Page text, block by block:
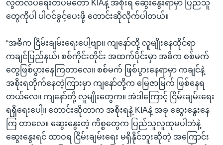
လွတ်လပ်ရေးတပ်မတော် KIAနဲ့ အစိုးရ ဆွေးနွေးရာမှာ ပြည်သူ
တွေကိုပါ ပါဝင်ခွင့်ပေးဖို့ တောင်းဆိုလိုက်ပါတယ်။
“အဓိက ငြိမ်းချမ်းရေးပေါ့ဗျာ။ ကျနော်တို့ လူမျိုးနေထိုင်ရာ
ကချင်ပြည်နယ်၊ စစ်ကိုင်းတိုင်း အထက်ပိုင်းမှာ အဓိက စစ်မက်
တွေဖြစ်ပွားနေကြတာလေ။ စစ်မက် ဖြစ်ပွားနေရာမှာ ကချင်နဲ့
အစိုးရတိုက်နေတဲ့ကြားမှာ ကျနော်တို့က မြေဇာမြက် ဖြစ်နေရ
တယ်လေ။ ကျနော်တို့ လူမျိုးတွေက။ အဲဒါကြောင့် ငြိမ်းချမ်းရေး
ရရှိရေးပေါ့။ တောင်းဆိုတာက အစိုးရနဲ့ KIAနဲ့ အခု ဆွေးနွေးနေ
ကြ တာလေ။ ဆွေးနွေးတဲ့ ကိစ္စတွေက ပြည်သူလူထုမပါဘဲနဲ့
ဆွေးနွေးရင် ထာဝရ ငြိမ်းချမ်းရေး မရှိနိုင်ဘူးဆိုတဲ့ အကြောင်း